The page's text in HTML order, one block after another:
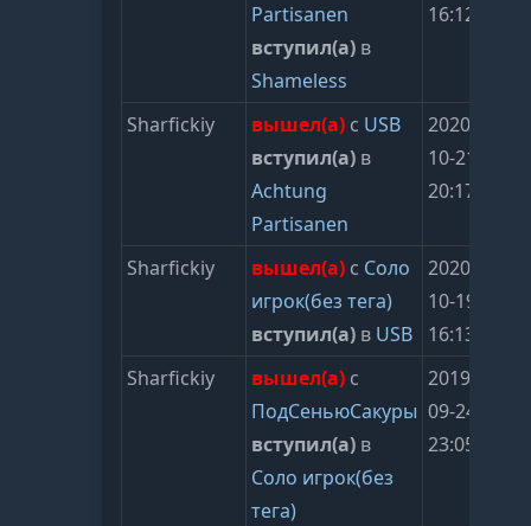
Partisanen
вступил(а) в
Shameless
16:12:00
Sharfickiy вышел(а) с USB
вступил(а) в
Achtung
Partisanen
2020-
10-21
20:17:50
Sharfickiy вышел(а) с Соло
игрок(без тега)
вступил(а) в USB
2020-
10-19
16:13:24
Sharfickiy
вышел(а) с
ПодСеньюСакуры
вступил(а) в
Соло игрок(без
тега)
2019-
09-24
23:05:22